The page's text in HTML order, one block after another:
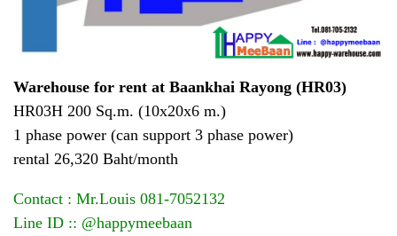
Warehouse for rent at Baankhai Rayong (HR03)
HR03H 200 Sq.m. (10x20x6 m.)
1 phase power (can support 3 phase power)
rental 26,320 Baht/month
Contact : Mr.Louis 081-7052132
Line ID :: @happymeebaan